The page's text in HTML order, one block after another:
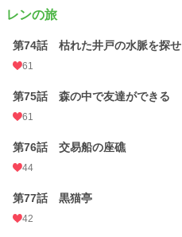
初回公開日時
月間ポイント
年間ポイント 160,304 pt (3,913 位)
累計ポイント
レンの旅
第74話 枯れた井戸の水脈を探せ
61
第75話 森の中で友達ができる
61
第76話 交易船の座礁
44
第77話 黒猫亭
42